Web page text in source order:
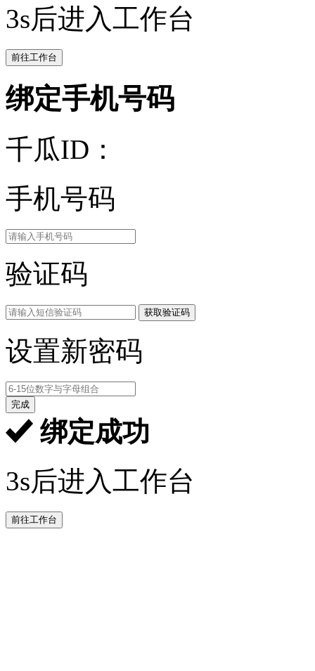
3s后进入工作台
前往工作台
绑定手机号码
千瓜ID：
手机号码
验证码
获取验证码
设置新密码
完成
绑定成功
3s后进入工作台
前往工作台